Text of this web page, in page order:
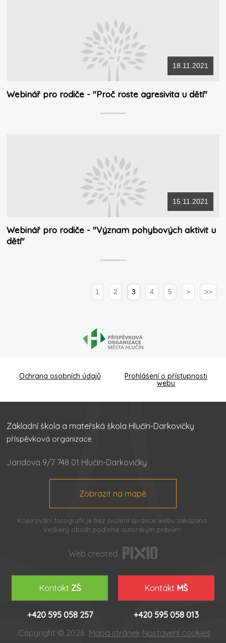
18.11.2021
Webinář pro rodiče - "Proč roste agresivita u dětí"
15.11.2021
Webinář pro rodiče - "Význam pohybových aktivit u
dětí"
1 2 3 4 5 > >>
Ochrana osobních údajů Prohlášení o přístupnosti
webu
Základní škola a mateřská škola Hlučín-Darkovičky
příspěvková organizace
Jandova 9/7 748 01 Hlučín-Darkovičky
Zobrazit na mapě
Kopírování fotografií je bez svolení správce webu zakázáno.
Veškerý obsah podléhá autorským právům.
Web created
Kontakt ZŠ
+420 595 058 257
Kontakt MŠ
+420 595 058 013
Copyright © 2026 Mapa stránek Nastavení cookies